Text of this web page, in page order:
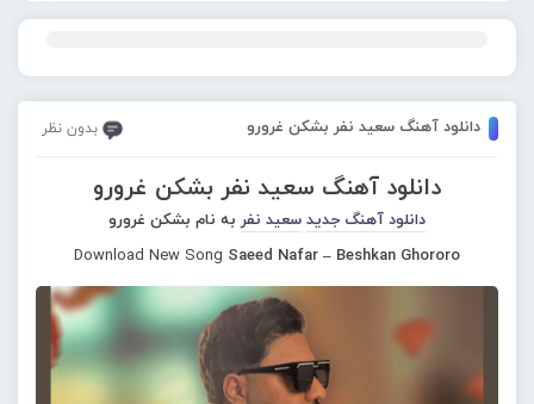
دانلود آهنگ سعید نفر بشکن غرورو بدون نظر
دانلود آهنگ سعید نفر بشکن غرورو
دانلود آهنگ جدید سعید نفر به نام بشکن غرورو
Download New Song Saeed Nafar – Beshkan Ghororo